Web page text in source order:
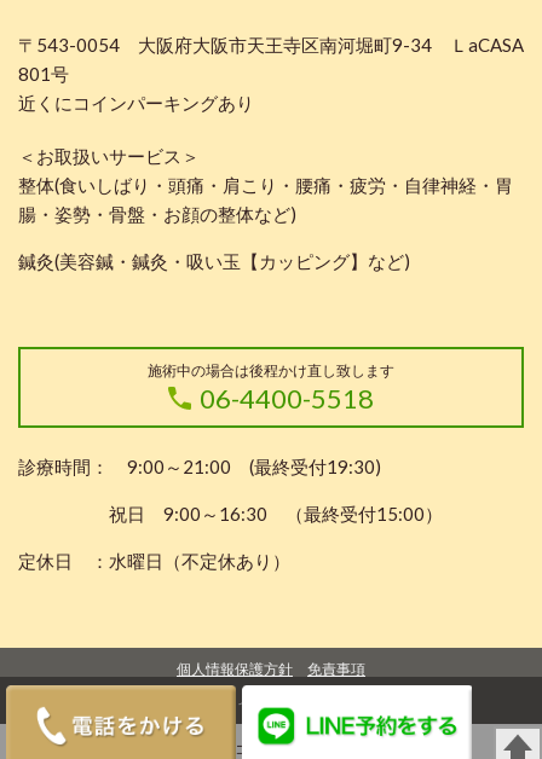
06-4400-5518 LINEから予約・ご相談
〒543-0054 大阪府大阪市天王寺区南河堀町9-34 ＬaCASA
801号
近くにコインパーキングあり
＜お取扱いサービス＞
整体(食いしばり・頭痛・肩こり・腰痛・疲労・自律神経・胃
腸・姿勢・骨盤・お顔の整体など)
鍼灸(美容鍼・鍼灸・吸い玉【カッピング】など)
施術中の場合は後程かけ直し致します
06-4400-5518
診療時間： 9:00～21:00 (最終受付19:30)
祝日 9:00～16:30 （最終受付15:00）
定休日 ：水曜日（不定休あり）
(C)ライサン株式会社
個人情報保護方針 免責事項
パソコン｜モバイル